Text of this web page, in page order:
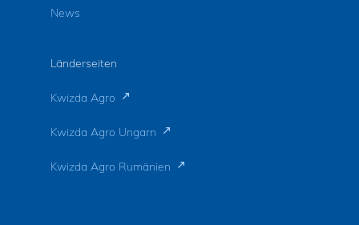
News
Länderseiten
Kwizda Agro
Kwizda Agro Ungarn
Kwizda Agro Rumänien